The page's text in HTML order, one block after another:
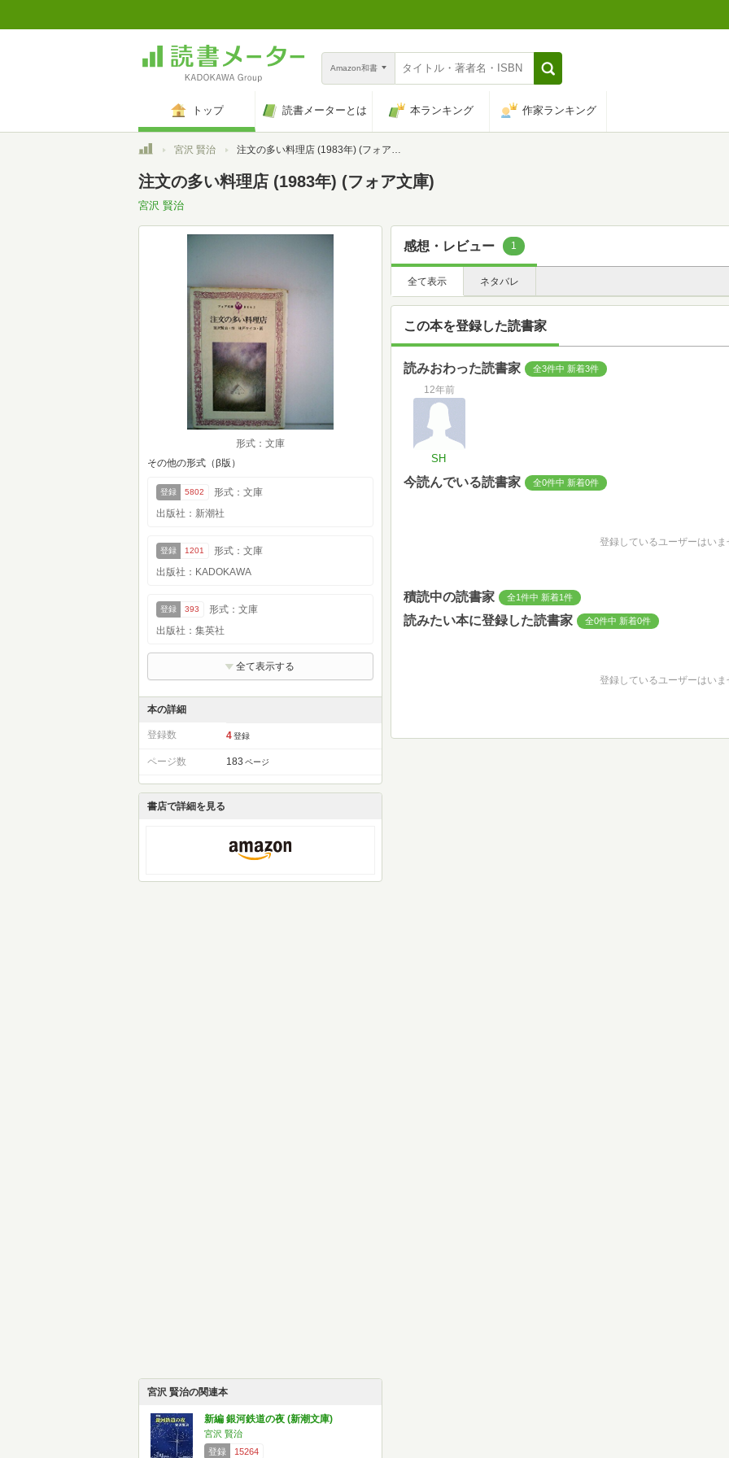
Amazon和書
トップ 読書メーターとは 本ランキング 作家ランキング
トップ宮沢 賢治 注文の多い料理店 (1983年) (フォア文庫)
注文の多い料理店 (1983年) (フォア文庫)
宮沢 賢治
形式：文庫
その他の形式（β版）
登録 5802
形式：文庫
出版社：新潮社
登録 1201
形式：文庫
出版社：KADOKAWA
登録 393
形式：文庫
出版社：集英社
全て表示する
本の詳細
登録数 4 登録
ページ数 183 ページ
書店で詳細を見る
宮沢 賢治の関連本
新編 銀河鉄道の夜 (新潮文庫)
宮沢 賢治
登録
15264
感想・レビュー 1
全て表示 ネタバレ
この本を登録した読書家
読みおわった読書家 全3件中 新着3件
12年前
SH
今読んでいる読書家 全0件中 新着0件
登録しているユーザーはいま
積読中の読書家 全1件中 新着1件
読みたい本に登録した読書家 全0件中 新着0件
登録しているユーザーはいま